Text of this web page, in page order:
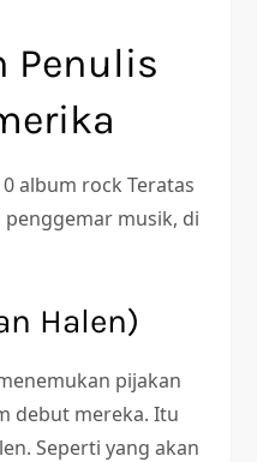
Penulis
album rock Teratas
musik, di
Halen)
pijakan
debut mereka. Itu
Seperti yang akan